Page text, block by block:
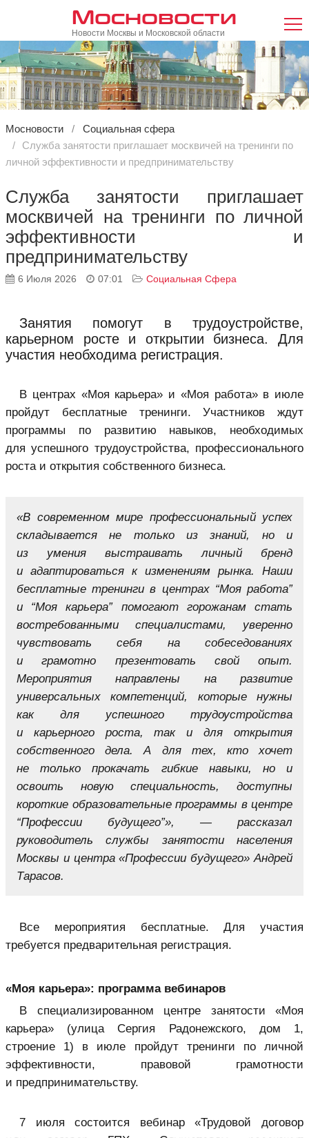
Мосновости
Новости Москвы и Московской области
Мосновости
Социальная сфера
Служба занятости приглашает москвичей на тренинги по
личной эффективности и предпринимательству
Служба занятости приглашает
москвичей на тренинги по личной
эффективности и
предпринимательству
6 Июля 2026 07:01 Социальная Сфера
Занятия помогут в трудоустройстве,
карьерном росте и открытии бизнеса. Для
участия необходима регистрация.
В центрах «Моя карьера» и «Моя работа» в июле
пройдут бесплатные тренинги. Участников ждут
программы по развитию навыков, необходимых
для успешного трудоустройства, профессионального
роста и открытия собственного бизнеса.
«В современном мире профессиональный успех
складывается не только из знаний, но и
из умения выстраивать личный бренд
и адаптироваться к изменениям рынка. Наши
бесплатные тренинги в центрах “Моя работа”
и “Моя карьера” помогают горожанам стать
востребованными специалистами, уверенно
чувствовать себя на собеседованиях
и грамотно презентовать свой опыт.
Мероприятия направлены на развитие
универсальных компетенций, которые нужны
как для успешного трудоустройства
и карьерного роста, так и для открытия
собственного дела. А для тех, кто хочет
не только прокачать гибкие навыки, но и
освоить новую специальность, доступны
короткие образовательные программы в центре
“Профессии будущего”», — рассказал
руководитель службы занятости населения
Москвы и центра «Профессии будущего» Андрей
Тарасов.
Все мероприятия бесплатные. Для участия
требуется предварительная регистрация.
«Моя карьера»: программа вебинаров
В специализированном центре занятости «Моя
карьера» (улица Сергия Радонежского, дом 1,
строение 1) в июле пройдут тренинги по личной
эффективности, правовой грамотности
и предпринимательству.
7 июля состоится вебинар «Трудовой договор